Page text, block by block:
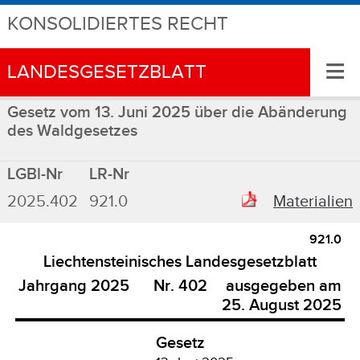
KONSOLIDIERTES RECHT
LANDESGESETZBLATT ≡
Gesetz vom 13. Juni 2025 über die Abänderung
des Waldgesetzes
LGBl-Nr
LR-Nr
2025.402
921.0 Materialien